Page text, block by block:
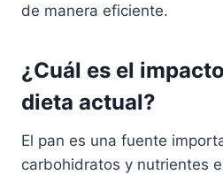
de manera eficiente.
¿Cuál es el
dieta actual?
El pan es una fuente
carbohidratos y nutrientes